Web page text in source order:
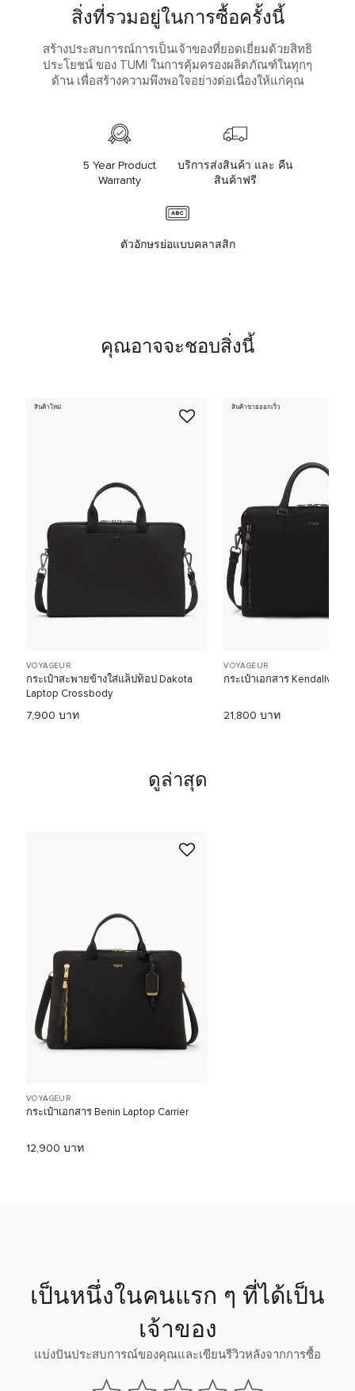
สิ่งที่รวมอยู่ในการซื้อครั้งนี้
สร้างประสบการณ์การเป็นเจ้าของที่ยอดเยี่ยมด้วยสิทธิ
ประโยชน์ ของ TUMI ในการคุ้มครองผลิตภัณฑ์ในทุกๆ
ด้าน เพื่อสร้างความพึงพอใจอย่างต่อเนื่องให้แก่คุณ
5 Year Product
Warranty
บริการส่งสินค้า และ คืน
สินค้าฟรี
ตัวอักษรย่อแบบคลาสสิก
คุณอาจจะชอบสิ่งนี้
สินค้าใหม่
VOYAGEUR
กระเป๋าสะพายข้างใส่แล็ปท็อป Dakota
Laptop Crossbody
7,900 บาท
สินค้าขายออกเร็ว
VOYAGEUR
กระเป๋าเอกสาร Kendallvile
21,800 บาท
ดูล่าสุด
VOYAGEUR
กระเป๋าเอกสาร Benin Laptop Carrier
12,900 บาท
เป็นหนึ่งในคนแรก ๆ ที่ได้เป็น
เจ้าของ
แบ่งปันประสบการณ์ของคุณและเขียนรีวิวหลังจากการซื้อ